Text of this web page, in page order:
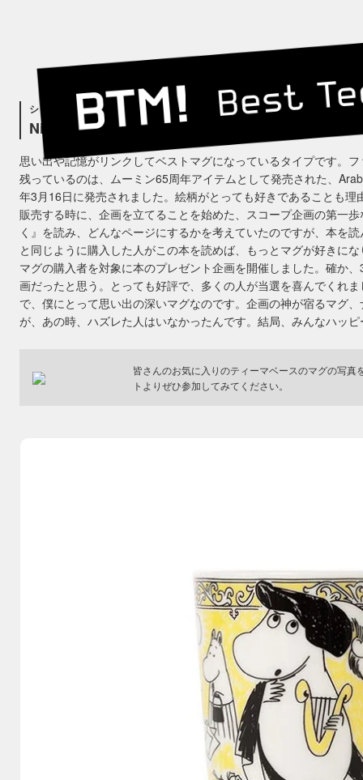
シャチョウのBTM！
Night Sailing（2010）
思い出や記憶がリンクしてベストマグになっているタイプです。
残っているのは、ムーミン65周年アイテムとして発売された、
年3月16日に発売されました。絵柄がとっても好きであることも
販売する時に、企画を立てることを始めた、スコープ企画の第一
く』を読み、どんなページにするかを考えていたのですが、本を
と同じように購入した人がこの本を読めば、もっとマグが好きに
マグの購入者を対象に本のプレゼント企画を開催しました。確か
画だったと思う。とっても好評で、多くの人が当選を喜んでくれ
で、僕にとって思い出の深いマグなのです。企画の神が宿るマグ
が、あの時、ハズレた人はいなかったんです。結局、みんなハッ
皆さんのお気に入りのティーマベースのマグの写
トよりぜひ参加してみてください。